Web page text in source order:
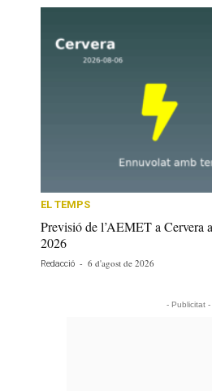
EL TEMPS
Previsió de l’AEMET a Cervera
2026
Redacció - 6 d'agost de 2026
- Publicitat -